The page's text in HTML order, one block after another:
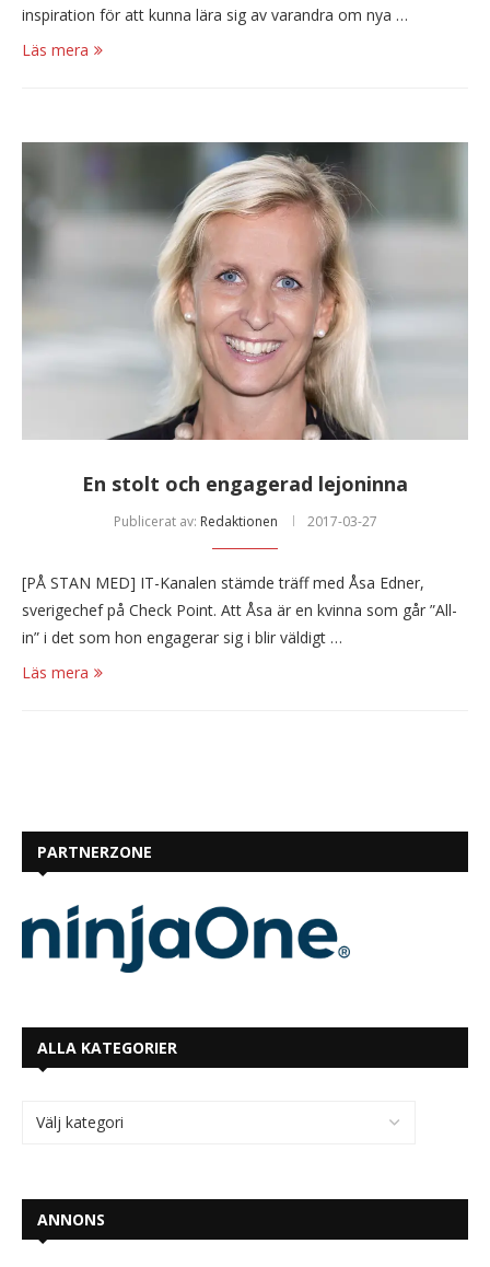
inspiration för att kunna lära sig av varandra om nya …
Läs mera
En stolt och engagerad lejoninna
Publicerat av: Redaktionen 2017-03-27
[PÅ STAN MED] IT-Kanalen stämde träff med Åsa Edner,
sverigechef på Check Point. Att Åsa är en kvinna som går ”All-
in” i det som hon engagerar sig i blir väldigt …
Läs mera
PARTNERZONE
ALLA KATEGORIER
ANNONS